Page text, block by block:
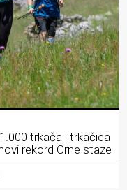
trkača i trkačica
rekord Crne staze